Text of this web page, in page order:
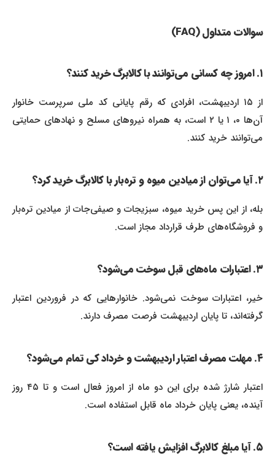
سوالات متداول (FAQ)
از ۱۵ اردیبهشت، افرادی که رقم پایانی کد ملی سرپرست خانوار
آن‌ها ۰، ۱ یا ۲ است، به همراه نیروهای مسلح و نهادهای حمایتی
می‌توانند خرید کنند.
بله، از این پس خرید میوه، سبزیجات و صیفی‌جات از میادین تره‌بار
و فروشگاه‌های طرف قرارداد مجاز است.
خیر، اعتبارات سوخت نمی‌شود. خانوارهایی که در فروردین اعتبار
گرفته‌اند، تا پایان اردیبهشت فرصت مصرف دارند.
اعتبار شارژ شده برای این دو ماه از امروز فعال است و تا ۴۵ روز
آینده، یعنی پایان خرداد ماه قابل استفاده است.